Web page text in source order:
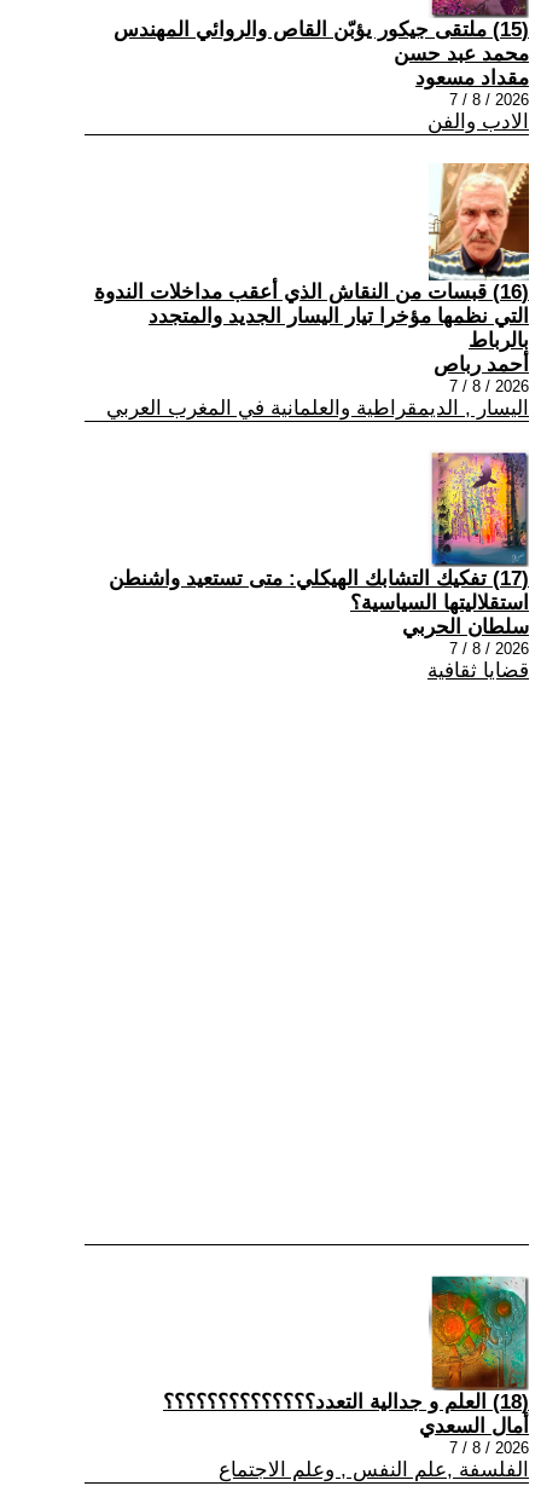
(15) ملتقى جيكور يؤبّن القاص والروائي المهندس
محمد عبد حسن
مقداد مسعود
2026 / 8 / 7
الادب والفن
(16) قبسات من النقاش الذي أعقب مداخلات الندوة
التي نظمها مؤخرا تيار اليسار الجديد والمتجدد
بالرباط
أحمد رباص
2026 / 8 / 7
اليسار , الديمقراطية والعلمانية في المغرب العربي
(17) تفكيك التشابك الهيكلي: متى تستعيد واشنطن
استقلاليتها السياسية؟
سلطان الحربي
2026 / 8 / 7
قضايا ثقافية
(18) العلم و جدالية التعدد؟؟؟؟؟؟؟؟؟؟؟؟؟؟
أمال السعدي
2026 / 8 / 7
الفلسفة ,علم النفس , وعلم الاجتماع